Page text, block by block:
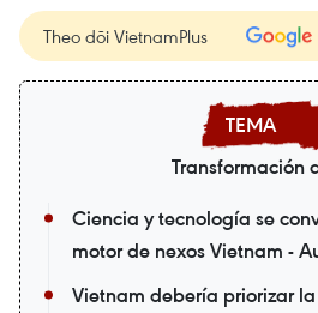
Theo dõi VietnamPlus
Transformación
Ciencia y tecnología se
motor de nexos Vietnam -
Vietnam debería priorizar